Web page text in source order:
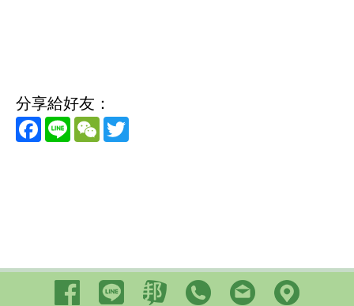
分享給好友：
Facebook
Line WeChat